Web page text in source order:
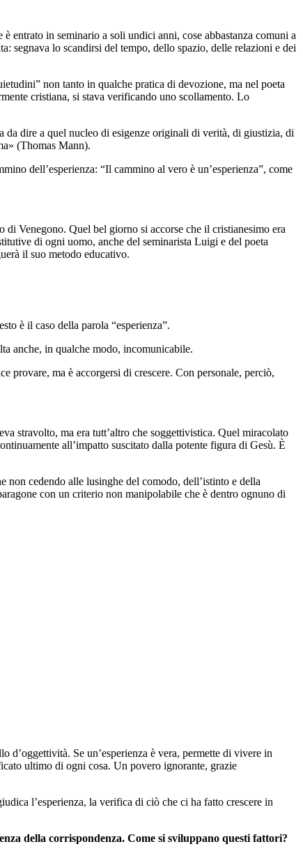
entrato in seminario a soli undici anni, cose abbastanza comuni a
segnava lo scandirsi del tempo, dello spazio, delle relazioni e dei
non tanto in qualche pratica di devozione, ma nel poeta
cristiana, si stava verificando uno scollamento. Lo
da dire a quel nucleo di esigenze originali di verità, di giustizia, di
(Thomas Mann).
dell’esperienza: “Il cammino al vero è un’esperienza”, come
di Venegono. Quel bel giorno si accorse che il cristianesimo era
di ogni uomo, anche del seminarista Luigi e del poeta
il suo metodo educativo.
è il caso della parola “esperienza”.
anche, in qualche modo, incomunicabile.
provare, ma è accorgersi di crescere. Con personale, perciò,
stravolto, ma era tutt’altro che soggettivistica. Quel miracolato
all’impatto suscitato dalla potente figura di Gesù. È
cedendo alle lusinghe del comodo, dell’istinto e della
con un criterio non manipolabile che è dentro ognuno di
Se un’esperienza è vera, permette di vivere in
ultimo di ogni cosa. Un povero ignorante, grazie
l’esperienza, la verifica di ciò che ci ha fatto crescere in
della corrispondenza. Come si sviluppano questi fattori?